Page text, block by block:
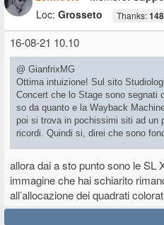
Loc: Grosseto Thanks:
16-08-21 10.10
@ GianfrixMG
Ottima intuizione! Sul sito
Concert che lo Stage sono segnati
so da quanto e la Wayback
poi si trova in pochissimi siti ad un
ricordi. Quindi si, direi che sono
prodotti. Al massimo potrebbe
entrambi.
allora dai a sto punto sono le
immagine che hai schiarito
all’allocazione dei quadrati